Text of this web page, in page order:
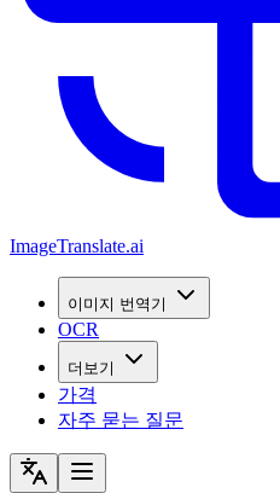
ImageTranslate.ai
이미지 번역기
OCR
더보기
가격
자주 묻는 질문